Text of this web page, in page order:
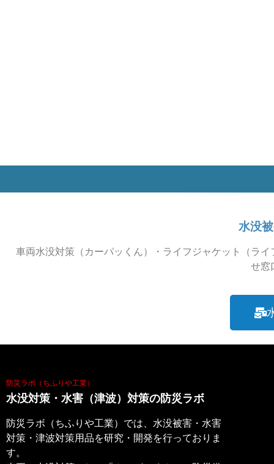
水没
車両水没対策（カーパッくん）・ライフジャケット（ラ
せ窓
防災ラボ（ちふりや工業）
水没対策・水害（津波）対策の防災ラボ
防災ラボ（ちふりや工業）では、水没被害・水害
対策・津波対策用品を研究・開発を行っておりま
す。